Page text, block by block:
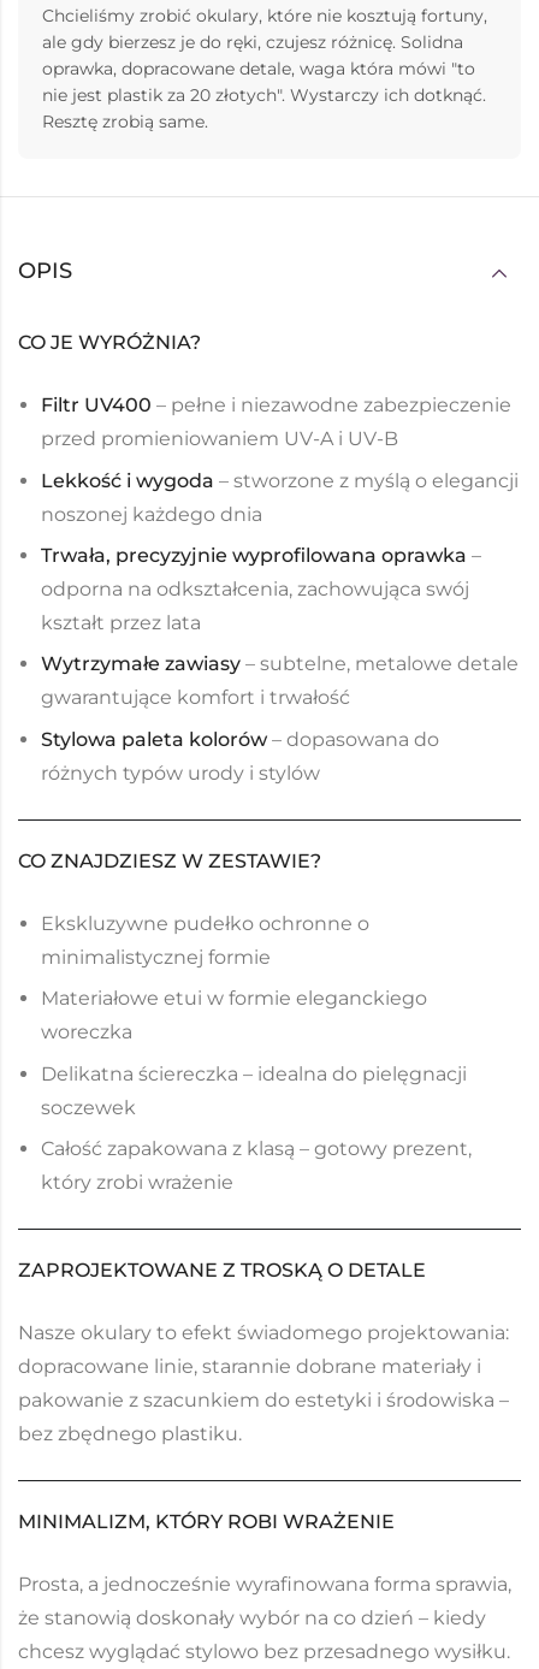
Chcieliśmy zrobić okulary, które nie kosztują fortuny,
ale gdy bierzesz je do ręki, czujesz różnicę. Solidna
oprawka, dopracowane detale, waga która mówi "to
nie jest plastik za 20 złotych". Wystarczy ich dotknąć.
Resztę zrobią same.
OPIS
CO JE WYRÓŻNIA?
Filtr UV400 – pełne i niezawodne zabezpieczenie
przed promieniowaniem UV-A i UV-B
Lekkość i wygoda – stworzone z myślą o elegancji
noszonej każdego dnia
Trwała, precyzyjnie wyprofilowana oprawka –
odporna na odkształcenia, zachowująca swój
kształt przez lata
Wytrzymałe zawiasy – subtelne, metalowe detale
gwarantujące komfort i trwałość
Stylowa paleta kolorów – dopasowana do
różnych typów urody i stylów
CO ZNAJDZIESZ W ZESTAWIE?
Ekskluzywne pudełko ochronne o
minimalistycznej formie
Materiałowe etui w formie eleganckiego
woreczka
Delikatna ściereczka – idealna do pielęgnacji
soczewek
Całość zapakowana z klasą – gotowy prezent,
który zrobi wrażenie
ZAPROJEKTOWANE Z TROSKĄ O DETALE
Nasze okulary to efekt świadomego projektowania:
dopracowane linie, starannie dobrane materiały i
pakowanie z szacunkiem do estetyki i środowiska –
bez zbędnego plastiku.
MINIMALIZM, KTÓRY ROBI WRAŻENIE
Prosta, a jednocześnie wyrafinowana forma sprawia,
że stanowią doskonały wybór na co dzień – kiedy
chcesz wyglądać stylowo bez przesadnego wysiłku.